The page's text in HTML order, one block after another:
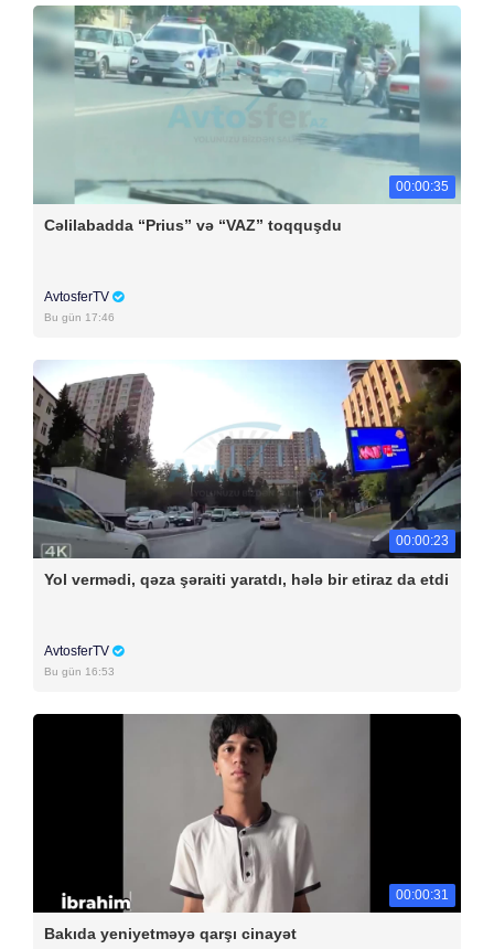
00:00:35
Cəlilabadda “Prius” və “VAZ” toqquşdu
AvtosferTV
Bu gün 17:46
00:00:23
Yol vermədi, qəza şəraiti yaratdı, hələ bir etiraz da etdi
AvtosferTV
Bu gün 16:53
00:00:31
Bakıda yeniyetməyə qarşı cinayət